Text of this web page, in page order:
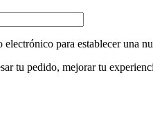
para establecer una
tu pedido, mejorar tu